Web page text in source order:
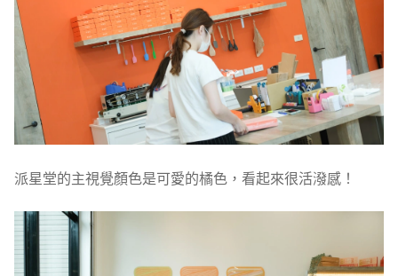
派星堂的主視覺顏色是可愛的橘色，看起來很活潑感！